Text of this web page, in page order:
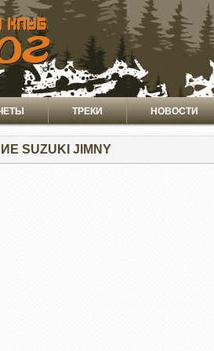
ТРЕКИ НОВОСТИ
SUZUKI JIMNY